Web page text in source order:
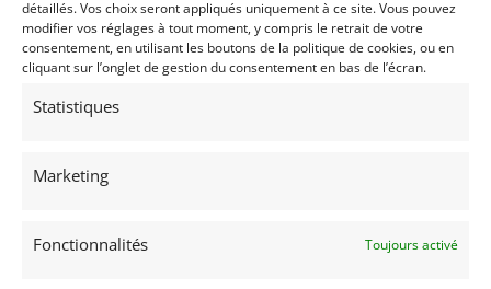
détaillés. Vos choix seront appliqués uniquement à ce site. Vous pouvez
modifier vos réglages à tout moment, y compris le retrait de votre
consentement, en utilisant les boutons de la politique de cookies, ou en
cliquant sur l’onglet de gestion du consentement en bas de l’écran.
Statistiques
Marketing
Fonctionnalités Toujours activé
23
Vends les 2 Lola-Mazda T616 ayant participé au
championnat du monde d'endurance en 1984. Très beau